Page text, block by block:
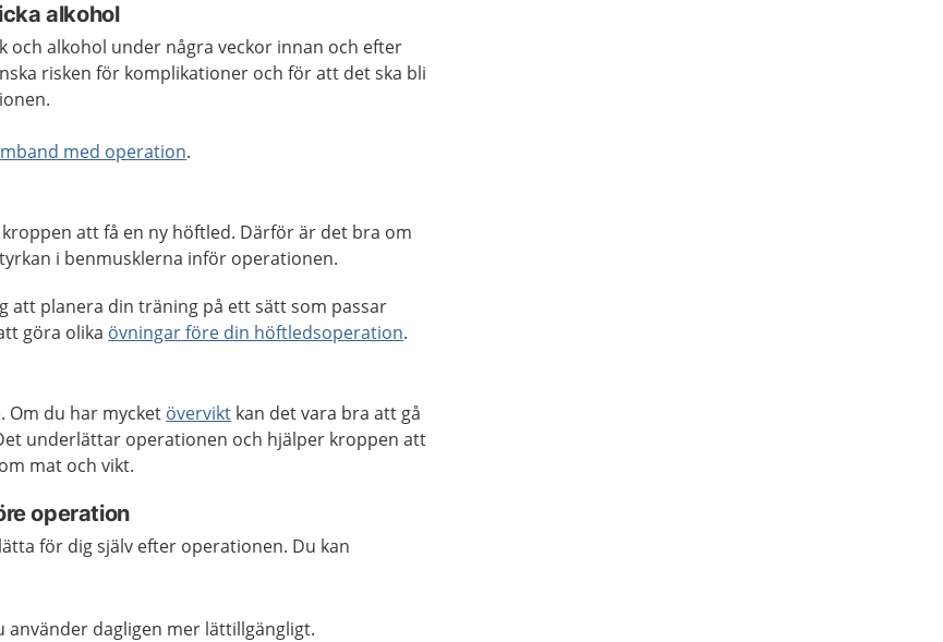
alkohol
och alkohol under några veckor innan och efter
risken för komplikationer och för att det ska bli
med operation.
att få en ny höftled. Därför är det bra om
i benmusklerna inför operationen.
att planera din träning på ett sätt som passar
göra olika övningar före din höftledsoperation.
Om du har mycket övervikt kan det vara bra att gå
underlättar operationen och hjälper kroppen att
mat och vikt.
operation
för dig själv efter operationen. Du kan
använder dagligen mer lättillgängligt.